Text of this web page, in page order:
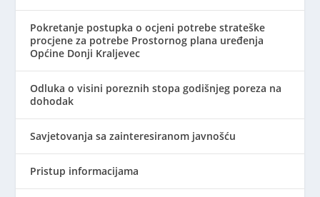
Pokretanje postupka o ocjeni potrebe strateške
procjene za potrebe Prostornog plana uređenja
Općine Donji Kraljevec
Odluka o visini poreznih stopa godišnjeg poreza na
dohodak
Savjetovanja sa zainteresiranom javnošću
Pristup informacijama